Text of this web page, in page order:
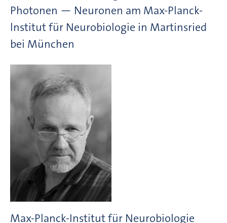
Photonen — Neuronen am Max-Planck-
lnstitut für Neurobiologie in Martinsried
bei München
Max-Planck-Institut für Neurobiologie